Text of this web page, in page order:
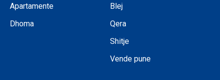
Apartamente
Dhoma
Blej
Qera
Shitje
Vende pune